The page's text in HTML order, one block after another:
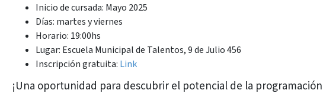
Inicio de cursada: Mayo 2025
Días: martes y viernes
Horario: 19:00hs
Lugar: Escuela Municipal de Talentos, 9 de Julio 456
Inscripción gratuita: Link
¡Una oportunidad para descubrir el potencial de la